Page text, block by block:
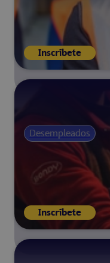
Inscríbete
Desempleados
Inscríbete